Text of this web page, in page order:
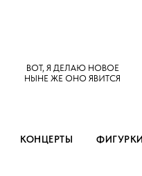
ВОТ, Я ДЕЛАЮ НОВОЕ
НЫНЕ ЖЕ ОНО ЯВИТСЯ
КОНЦЕРТЫ